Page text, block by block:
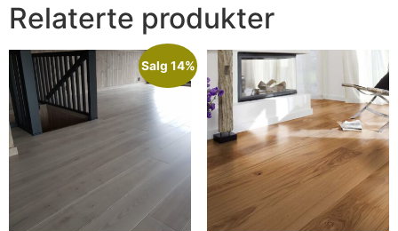
Relaterte produkter
Salg 14%